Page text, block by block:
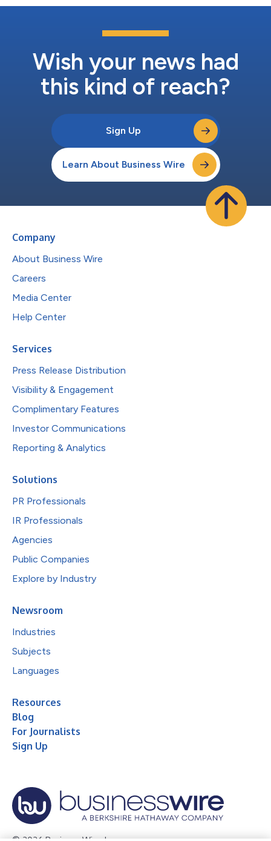
父母創立The Estée Lauder Companies以來，這些特質一直是本
P. Lauder表示，「當我的家族於1966年在此建立生產設施時，就
已經體會到英國工藝的底蘊。...
Wish your news had
this kind of reach?
Sign Up
Learn About Business Wire
Company
About Business Wire
Careers
Media Center
Help Center
Services
Press Release Distribution
Visibility & Engagement
Complimentary Features
Investor Communications
Reporting & Analytics
Solutions
PR Professionals
IR Professionals
Agencies
Public Companies
Explore by Industry
Newsroom
Industries
Subjects
Languages
Resources
Blog
For Journalists
Sign Up